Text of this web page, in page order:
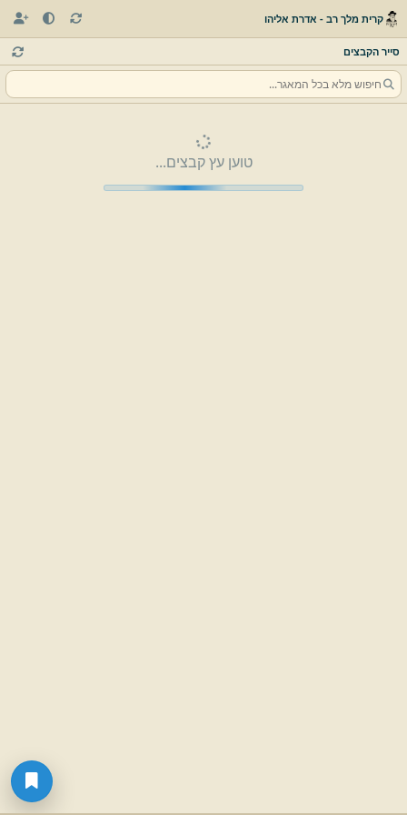
קרית מלך רב - אדרת אליהו
סייר הקבצים
טוען עץ קבצים...